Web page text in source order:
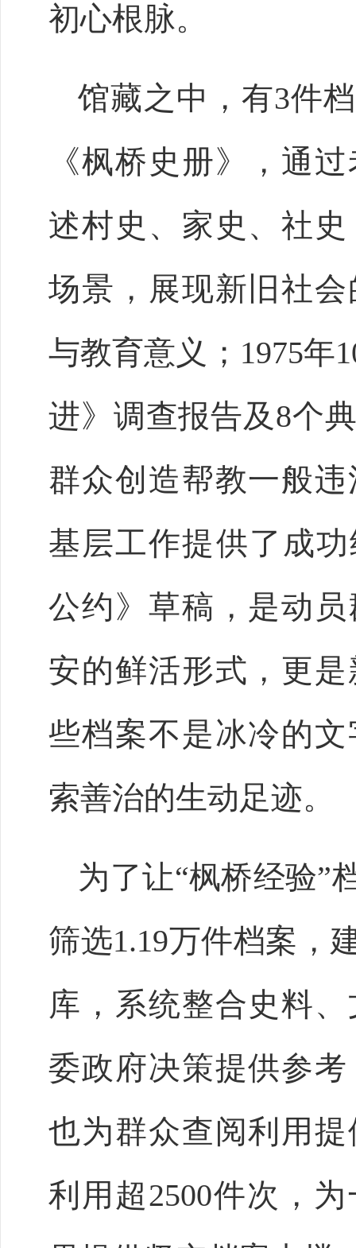
初心根脉。
馆藏之中，有3件
《枫桥史册》，通
述村史、家史、社
场景，展现新旧社
与教育意义；1975年
进》调查报告及8个
群众创造帮教一般
基层工作提供了成
公约》草稿，是动
安的鲜活形式，更
些档案不是冰冷的
索善治的生动足迹。
为了让“枫桥经验”
筛选1.19万件档案，
库，系统整合史料
委政府决策提供参
也为群众查阅利用
利用超2500件次，